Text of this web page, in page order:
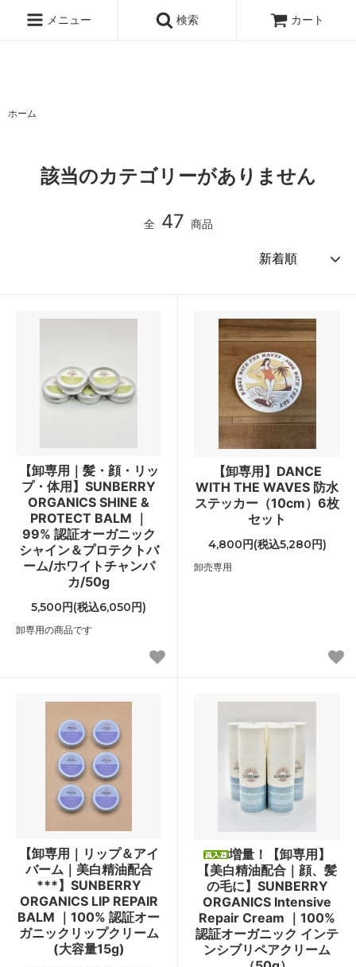
ノンケミカル日焼け止め、オーガニックコスメのオンライン通販ショッ
メニュー 検索 カート
ホーム
該当のカテゴリーがありません
全 47 商品
【卸専用｜髪・顔・リッ
プ・体用】SUNBERRY
ORGANICS SHINE &
PROTECT BALM ｜
99% 認証オーガニック
シャイン＆プロテクトバ
ーム/ホワイトチャンパ
カ/50g
5,500円(税込6,050円)
卸専用の商品です
【卸専用】DANCE
WITH THE WAVES 防水
ステッカー（10cm）6枚
セット
4,800円(税込5,280円)
卸売専用
【卸専用｜リップ＆アイ
バーム｜美白精油配合
***】SUNBERRY
ORGANICS LIP REPAIR
BALM ｜100% 認証オー
ガニックリップクリーム
(大容量15g)
増量！【卸専用】
【美白精油配合｜顔、髪
の毛に】SUNBERRY
ORGANICS Intensive
Repair Cream ｜100%
認証オーガニック インテ
ンシブリペアクリーム